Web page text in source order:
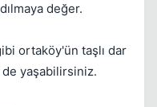
değer.
ortaköy'ün taşlı dar
yaşabilirsiniz.